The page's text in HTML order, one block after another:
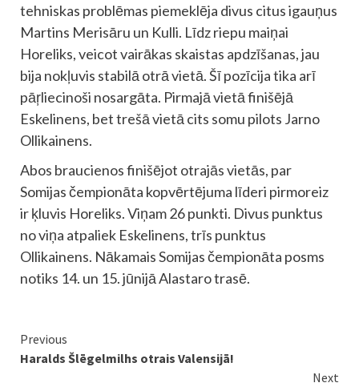
tehniskas problēmas piemeklēja divus citus igauņus
Martins Merisāru un Kulli. Līdz riepu maiņai
Horeliks, veicot vairākas skaistas apdzīšanas, jau
bija nokļuvis stabilā otrā vietā. Šī pozīcija tika arī
pāŗliecinoši nosargāta. Pirmajā vietā finišējā
Eskelinens, bet trešā vietā cits somu pilots Jarno
Ollikainens.
Abos braucienos finišējot otrajās vietās, par
Somijas čempionāta kopvērtējuma līderi pirmoreiz
ir ķluvis Horeliks. Viņam 26 punkti. Divus punktus
no viņa atpaliek Eskelinens, trīs punktus
Ollikainens. Nākamais Somijas čempionāta posms
notiks 14. un 15. jūnijā Alastaro trasē.
Continue
Reading
Previous
Haralds Šlēgelmilhs otrais Valensijā!
Next